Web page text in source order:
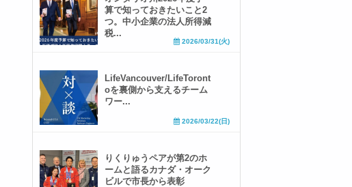
算で知っておきたいこと2
つ。中小企業の法人所得減
税...
2026/03/31(火)
LifeVancouver/LifeToront
oを裏側から支えるチーム
ワー...
2026/03/22(日)
りくりゅうペアが第2のホ
ームと語るカナダ・オーク
ビルで市長から表彰